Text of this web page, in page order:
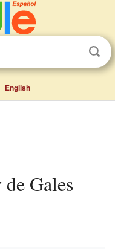
English